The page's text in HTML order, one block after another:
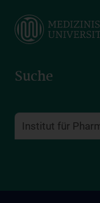
main
Suche